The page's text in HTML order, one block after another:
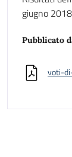
giugno
Pubblicato
voti-